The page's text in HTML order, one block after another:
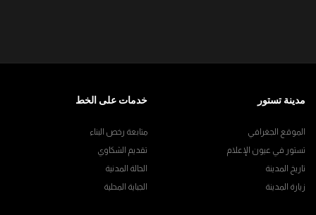
مدينة تستور
الموقع الجغرافي
تستور في عيون الإعلام
تاريخ المدينة
زيارة المدينة
خدمات على الخط
متابعة رخص البناء
تقديم الشكاوي
الحالة المدنية
الجباية المحلية